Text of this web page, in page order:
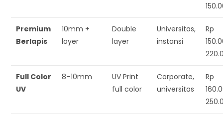
Premium
Berlapis
10mm +
layer
Double
layer
Universitas,
instansi
Rp
Full Color
UV
8–10mm
UV Print
full color
Corporate,
universitas
Rp